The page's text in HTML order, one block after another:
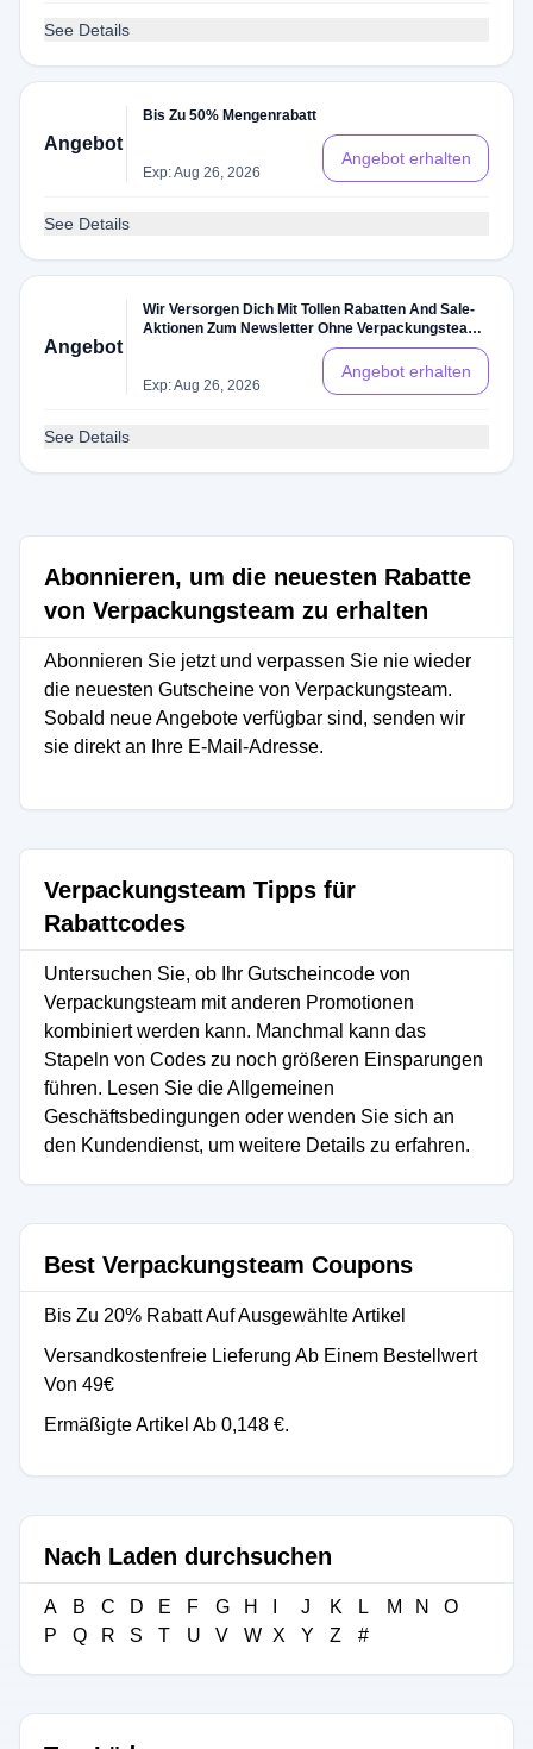
See Details
Angebot
Bis Zu 50% Mengenrabatt
Exp: Aug 26, 2026
Angebot erhalten
See Details
Angebot
Wir Versorgen Dich Mit Tollen Rabatten And Sale-
Aktionen Zum Newsletter Ohne Verpackungsteam
Exp: Aug 26, 2026
Angebot erhalten
See Details
Abonnieren, um die neuesten Rabatte
von Verpackungsteam zu erhalten
Abonnieren Sie jetzt und verpassen Sie nie wieder
die neuesten Gutscheine von Verpackungsteam.
Sobald neue Angebote verfügbar sind, senden wir
sie direkt an Ihre E-Mail-Adresse.
Verpackungsteam Tipps für
Rabattcodes
Untersuchen Sie, ob Ihr Gutscheincode von
Verpackungsteam mit anderen Promotionen
kombiniert werden kann. Manchmal kann das
Stapeln von Codes zu noch größeren Einsparungen
führen. Lesen Sie die Allgemeinen
Geschäftsbedingungen oder wenden Sie sich an
den Kundendienst, um weitere Details zu erfahren.
Best Verpackungsteam Coupons
Bis Zu 20% Rabatt Auf Ausgewählte Artikel
Versandkostenfreie Lieferung Ab Einem Bestellwert
Von 49€
Ermäßigte Artikel Ab 0,148 €.
Nach Laden durchsuchen
A B C D E F G H J K L M N
O
P
Q R S T U V W X Y Z #